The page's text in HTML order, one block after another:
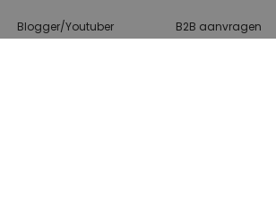
Blogger/Youtuber B2B aanvragen